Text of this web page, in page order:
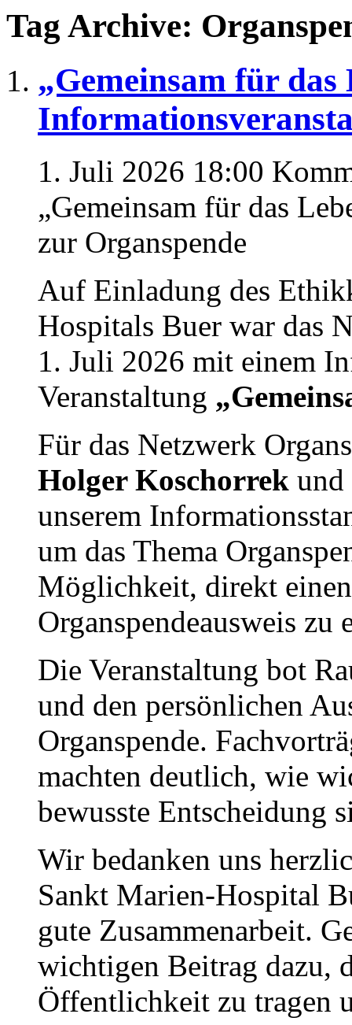
Tag Archive:
„Gemeinsam für das
1. Juli 2026 18:00
„Gemeinsam für das
zur Organspende
Auf Einladung des
Hospitals Buer war das
1. Juli 2026 mit einem
Veranstaltung
Für das Netzwerk
Holger Koschorrek und
unserem
um das Thema
Möglichkeit, direkt
Organspendeausweis zu
Die Veranstaltung bot
und den persönlichen
Organspende.
machten deutlich, wie
bewusste Entscheidung
Wir bedanken uns
Sankt Marien-Hospital
gute Zusammenarbeit.
wichtigen Beitrag dazu,
Öffentlichkeit zu tragen